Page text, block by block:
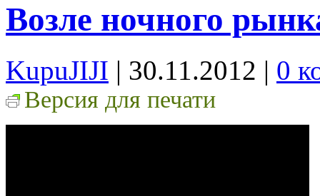
Возле ночного
KupuJIJI | 30.11.2012 | 0
Версия для печати